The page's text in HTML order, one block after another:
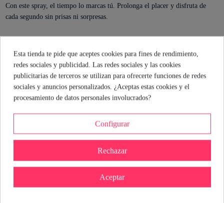
Con este spray, el tiempo lo marcas tú. Prolonga el placer y disfruta de
cada segundo sin prisas ni sorpresas.
El consejo de la sexóloga
Si buscas alargar los momentos más intensos y controlar el
clímax, este spray retardante es tu mejor aliado. Su fórmula
solitario y experimenta una nueva dimensión del placer.
Sexóloga de Industrial Erótica
Esta tienda te pide que aceptes cookies para fines de rendimiento,
redes sociales y publicidad. Las redes sociales y las cookies
publicitarias de terceros se utilizan para ofrecerte funciones de redes
sociales y anuncios personalizados. ¿Aceptas estas cookies y el
procesamiento de datos personales involucrados?
Configurar
Rechazar
Aceptar